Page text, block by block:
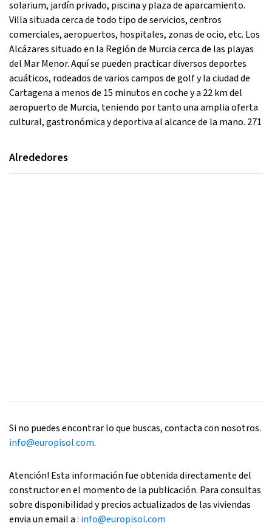
solarium, jardín privado, piscina y plaza de aparcamiento.
Villa situada cerca de todo tipo de servicios, centros
comerciales, aeropuertos, hospitales, zonas de ocio, etc. Los
Alcázares situado en la Región de Murcia cerca de las playas
del Mar Menor. Aquí se pueden practicar diversos deportes
acuáticos, rodeados de varios campos de golf y la ciudad de
Cartagena a menos de 15 minutos en coche y a 22 km del
aeropuerto de Murcia, teniendo por tanto una amplia oferta
cultural, gastronómica y deportiva al alcance de la mano. 271
Alrededores
Si no puedes encontrar lo que buscas, contacta con nosotros.
info@europisol.com.
Atención! Esta información fue obtenida directamente del
constructor en el momento de la publicación. Para consultas
sobre disponibilidad y precios actualizados de las viviendas
envia un email a : info@europisol.com